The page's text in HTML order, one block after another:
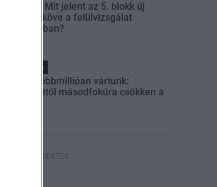
Paks II.: Mit jelent az 5. blokk új
mérföldköve a felülvizsgálat
árnyékában?
Helyi hírek
Amire többmillióan vártunk:
szombattól másodfokúra csökken a
HIRDETÉS